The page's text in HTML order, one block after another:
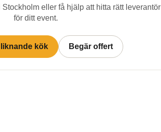
Stockholm eller få hjälp att hitta rätt leverantör
för ditt event.
kök Begär offert